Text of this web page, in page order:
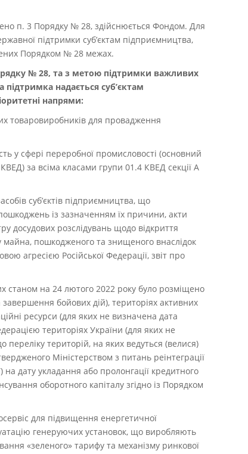
п. 3 Порядку № 28, здійснюється Фондом. Для
підтримки суб’єктам підприємництва,
Порядком № 28 межах.
№ 28, та з метою підтримки важливих
надається суб’єктам
напрями:
товаровиробників для провадження
у сфері переробної промисловості (основний
за всіма класами групи 01.4 КВЕД секції А
суб’єктів підприємництва, що
із зазначенням їх причини, акти
досудових розслідувань щодо відкриття
майна, пошкодженого та знищеного внаслідок
агресією Російської Федерації, звіт про
станом на 24 лютого 2022 року було розміщено
бойових дій), територіях активних
ресурси (для яких не визначена дата
територіях України (для яких не
територій, на яких ведуться (велися)
Міністерством з питань реінтеграції
на дату укладання або пролонгації кредитного
оборотного капіталу згідно із Порядком
для підвищення енергетичної
генеруючих установок, що виробляють
«зеленого» тарифу та механізму ринкової